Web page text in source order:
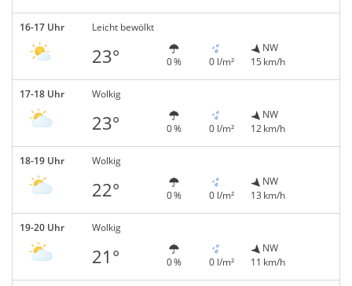
16-17 Uhr Leicht bewölkt
23° 0 % 0 l/m²
NW
15 km/h
17-18 Uhr Wolkig
23° 0 % 0 l/m²
NW
12 km/h
18-19 Uhr Wolkig
22° 0 % 0 l/m²
NW
13 km/h
19-20 Uhr Wolkig
21° 0 % 0 l/m²
NW
11 km/h